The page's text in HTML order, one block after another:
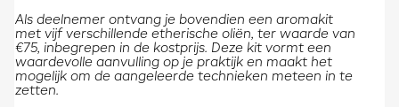
Als deelnemer ontvang je bovendien een aromakit
met vijf verschillende etherische oliën, ter waarde van
€75, inbegrepen in de kostprijs. Deze kit vormt een
waardevolle aanvulling op je praktijk en maakt het
mogelijk om de aangeleerde technieken meteen in te
zetten.